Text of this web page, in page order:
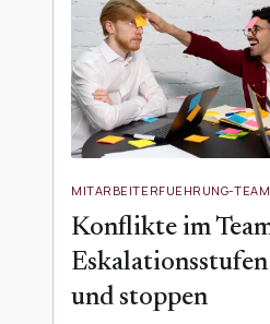
MITARBEITERFUEHRUNG-
Konflikte im
und stoppen